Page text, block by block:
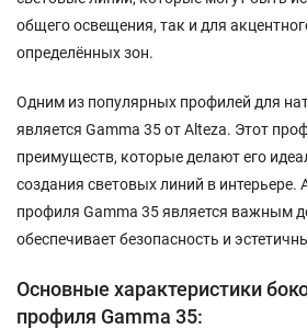
общего освещения, так и для
определённых зон.
Одним из популярных профилей для
является Gamma 35 от Alteza. Этот
преимуществ, которые делают его
создания световых линий в интерьере.
профиля Gamma 35 является важным
обеспечивает безопасность и
Основные характеристики
профиля Gamma 35: